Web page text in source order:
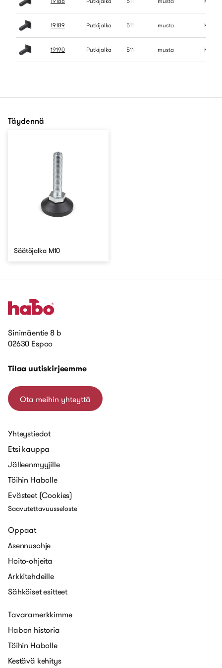
19189 Putkijalka 511 musta KPL
19190 Putkijalka 511 musta KPL
Täydennä
Säätöjalka M10
Sinimäentie 8 b
02630 Espoo
Tilaa uutiskirjeemme
Ota meihin yhteyttä
Yhteystiedot
Etsi kauppa
Jälleenmyyjille
Töihin Habolle
Evästeet (Cookies)
Saavutettavuusseloste
Oppaat
Asennusohje
Hoito-ohjeita
Arkkitehdeille
Sähköiset esitteet
Tavaramerkkimme
Habon historia
Töihin Habolle
Kestävä kehitys